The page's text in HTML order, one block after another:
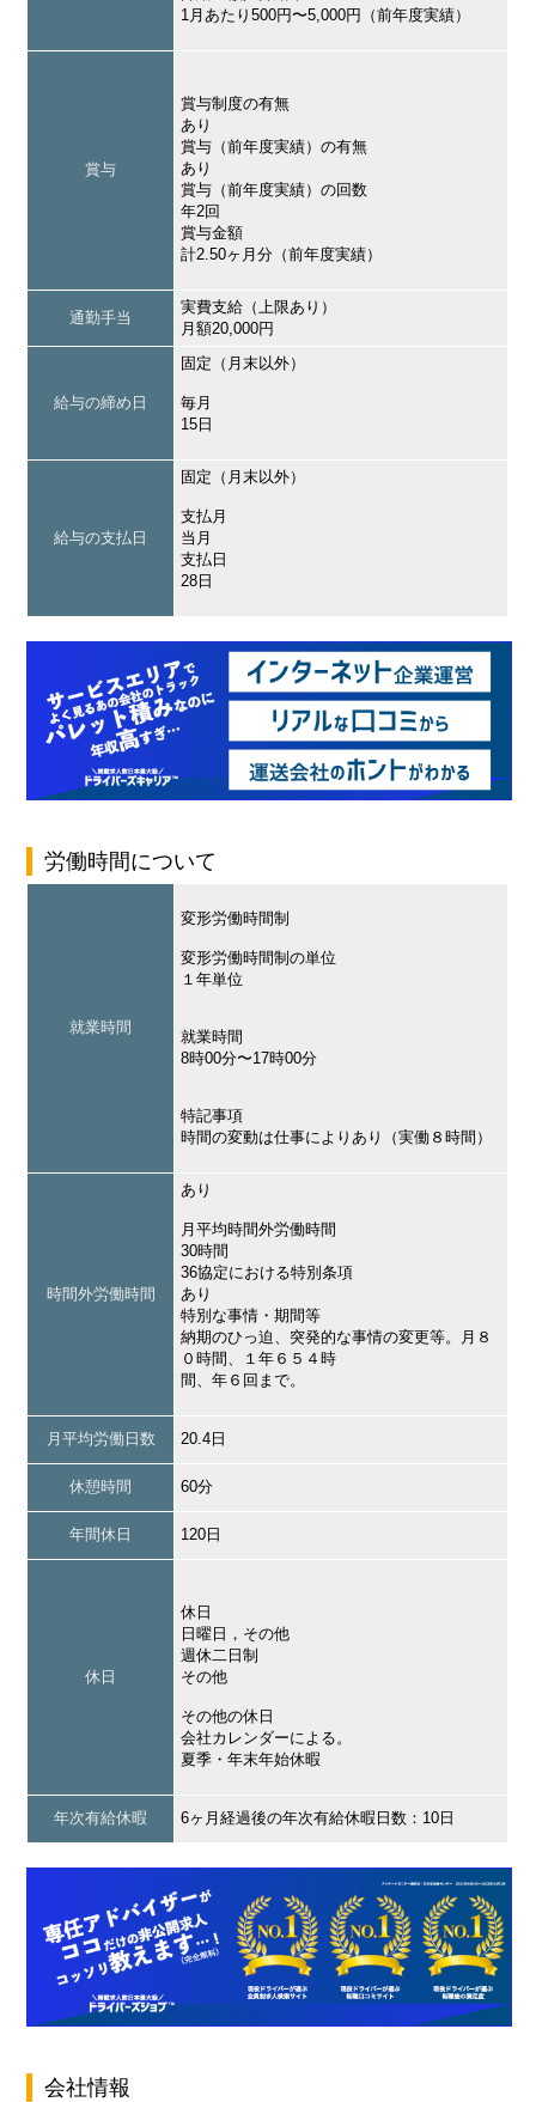
1月あたり500円〜5,000円（前年度実績）
賞与
賞与制度の有無
あり
賞与（前年度実績）の有無
あり
賞与（前年度実績）の回数
年2回
賞与金額
計2.50ヶ月分（前年度実績）
通勤手当
実費支給（上限あり）
月額20,000円
給与の締め日
固定（月末以外）
毎月
15日
給与の支払日
固定（月末以外）
支払月
当月
支払日
28日
労働時間について
就業時間
変形労働時間制
変形労働時間制の単位
１年単位
就業時間
8時00分〜17時00分
特記事項
時間の変動は仕事によりあり（実働８時間）
時間外労働時間
あり
月平均時間外労働時間
30時間
36協定における特別条項
あり
特別な事情・期間等
納期のひっ迫、突発的な事情の変更等。月８
０時間、１年６５４時
間、年６回まで。
月平均労働日数 20.4日
休憩時間 60分
年間休日 120日
休日
休日
日曜日，その他
週休二日制
その他
その他の休日
会社カレンダーによる。
夏季・年末年始休暇
年次有給休暇 6ヶ月経過後の年次有給休暇日数：10日
会社情報